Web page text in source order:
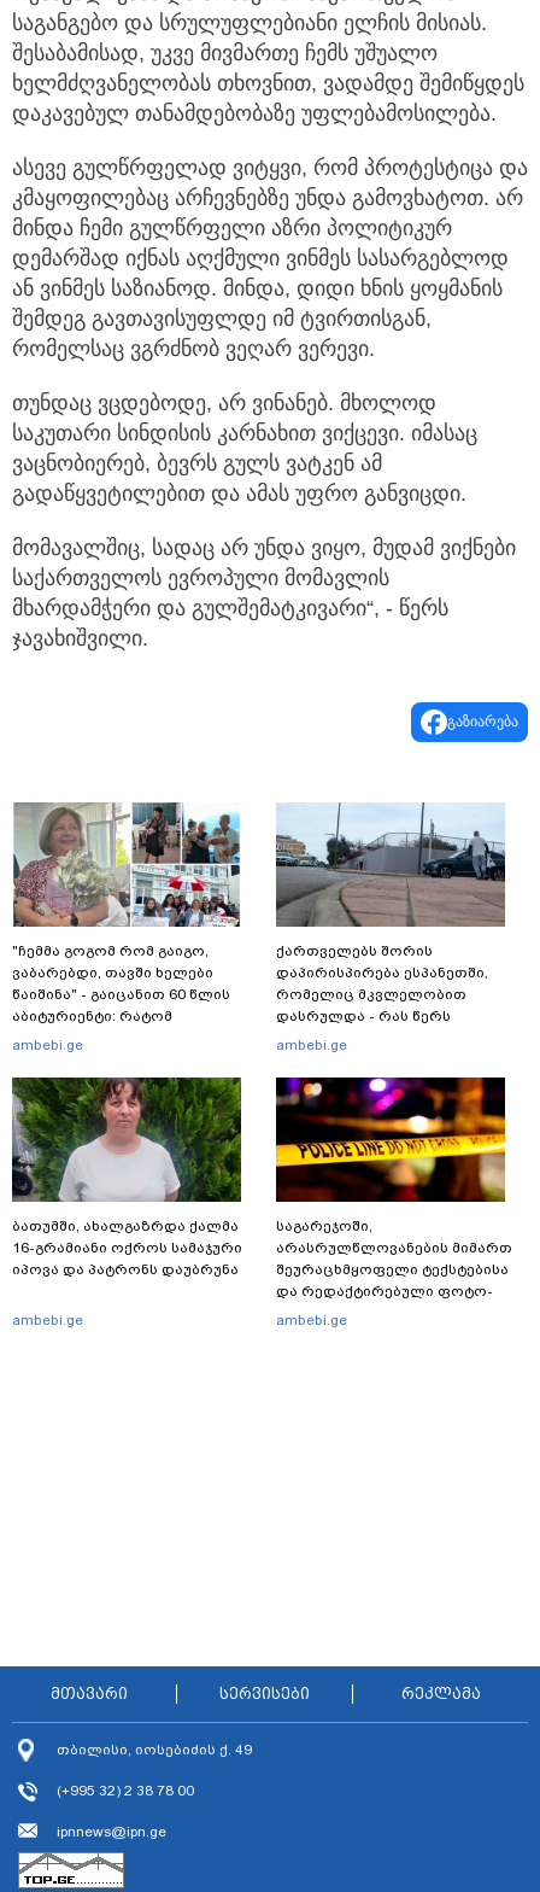
საგანგებო და სრულუფლებიანი ელჩის მისიას.
შესაბამისად, უკვე მივმართე ჩემს უშუალო
ხელმძღვანელობას თხოვნით, ვადამდე შემიწყდეს
დაკავებულ თანამდებობაზე უფლებამოსილება.
ასევე გულწრფელად ვიტყვი, რომ პროტესტიცა და
კმაყოფილებაც არჩევნებზე უნდა გამოვხატოთ. არ
მინდა ჩემი გულწრფელი აზრი პოლიტიკურ
დემარშად იქნას აღქმული ვინმეს სასარგებლოდ
ან ვინმეს საზიანოდ. მინდა, დიდი ხნის ყოყმანის
შემდეგ გავთავისუფლდე იმ ტვირთისგან,
რომელსაც ვგრძნობ ვეღარ ვერევი.
თუნდაც ვცდებოდე, არ ვინანებ. მხოლოდ
საკუთარი სინდისის კარნახით ვიქცევი. იმასაც
ვაცნობიერებ, ბევრს გულს ვატკენ ამ
გადაწყვეტილებით და ამას უფრო განვიცდი.
მომავალშიც, სადაც არ უნდა ვიყო, მუდამ ვიქნები
საქართველოს ევროპული მომავლის
მხარდამჭერი და გულშემატკივარი“, - წერს
ჯავახიშვილი.
გაზიარება
"ჩემმა გოგომ რომ გაიგო,
ვაბარებდი, თავში ხელები
წაიშინა" - გაიცანით 60 წლის
აბიტურიენტი: რატომ
გადაწყვიტა ბაგრატიონთა
გამოცდებზე გასვლა
ambebi.ge
ბათუმში, ახალგაზრდა ქალმა
16-გრამიანი ოქროს სამაჯური
იპოვა და პატრონს დაუბრუნა
ambebi.ge
ქართველებს შორის
დაპირისპირება ესპანეთში,
რომელიც მკვლელობით
დასრულდა - რას წერს
საერთაშორისო მედია: "მანქანა
და რაინდის"
ambebi.ge
საგარეჯოში,
არასრულწლოვანების მიმართ
შეურაცხმყოფელი ტექსტებისა
და რედაქტირებული ფოტო-
ვიდეომასალის გავრცელების
ambebi.ge
მთავარი სერვისები რეკლამა
თბილისი, იოსებიძის ქ. 49
(+995 32) 2 38 78 00
ipnnews@ipn.ge